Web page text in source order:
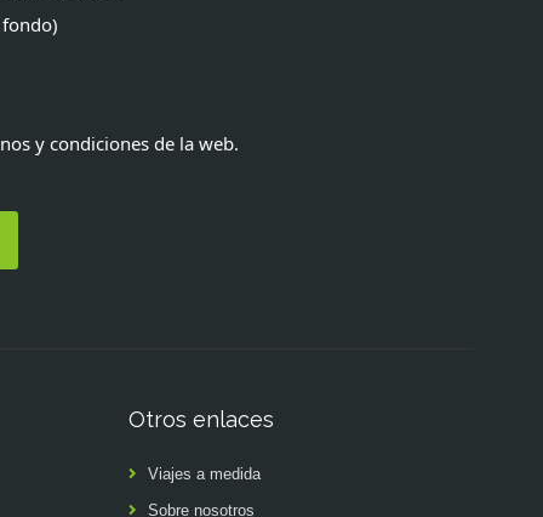
y condiciones de la web.
Otros enlaces
Viajes a medida
Sobre nosotros